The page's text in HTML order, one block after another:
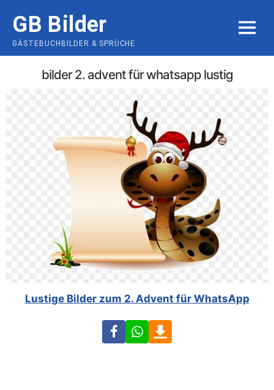
content
GB Bilder
GÄSTEBUCHBILDER & SPRÜCHE
MENU
bilder 2. advent für whatsapp lustig
Lustige Bilder zum 2. Advent für WhatsApp
FacebookWhatsApp